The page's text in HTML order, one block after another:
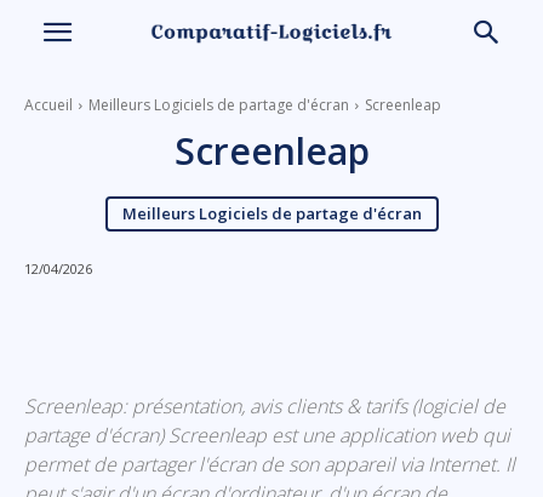
Accueil Meilleurs Logiciels de partage d'écran Screenleap
Screenleap
Meilleurs Logiciels de partage d'écran
12/04/2026
Screenleap: présentation, avis clients & tarifs (logiciel de
partage d'écran) Screenleap est une application web qui
permet de partager l'écran de son appareil via Internet. Il